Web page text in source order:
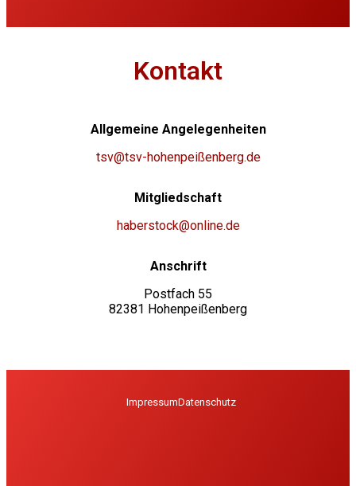
Kontakt
Allgemeine Angelegenheiten
tsv@tsv-hohenpeißenberg.de
Mitgliedschaft
haberstock@online.de
Anschrift
Postfach 55
82381 Hohenpeißenberg
ImpressumDatenschutz